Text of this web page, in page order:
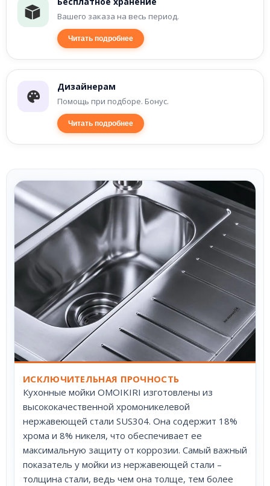
Вашего заказа на весь период.
Читать подробнее
Дизайнерам
Помощь при подборе. Бонус.
Читать подробнее
ИСКЛЮЧИТЕЛЬНАЯ ПРОЧНОСТЬ
Кухонные мойки OMOIKIRI изготовлены из
высококачественной хромоникелевой
нержавеющей стали SUS304. Она содержит 18%
хрома и 8% никеля, что обеспечивает ее
максимальную защиту от коррозии. Самый важный
показатель у мойки из нержавеющей стали –
толщина стали, ведь чем она толще, тем более